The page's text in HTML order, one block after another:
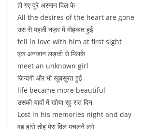
हो गए पूरे अरमान दिल के
All the desires of the heart are gone
उस से पहली नज़र में मोहब्बत हुई
fell in love with him at first sight
एक अनजान लड़की से मिलके
meet an unknown girl
ज़िन्दगी और भी खूबसूरत हुई
life became more beautiful
उसकी यादों में खोया रहु रात दिन
Lost in his memories night and day
वह हांसे तोह मेरा दिल मचलने लगे